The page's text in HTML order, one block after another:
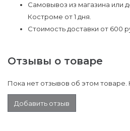
Самовывоз из магазина или
Костроме от 1 дня.
Стоимость доставки от 600
Отзывы о товаре
Пока нет отзывов об этом товаре.
Добавить отзыв